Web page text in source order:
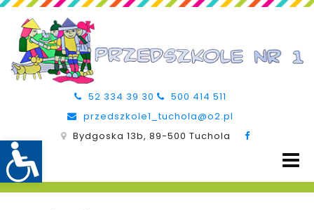
52 334 39 30
500 414 511
przedszkole1_tuchola@o2.pl
Bydgoska 13b, 89-500 Tuchola